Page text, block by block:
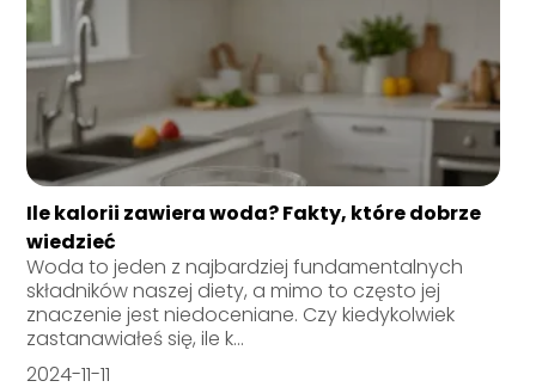
Ile kalorii zawiera woda? Fakty, które dobrze
wiedzieć
Woda to jeden z najbardziej fundamentalnych
składników naszej diety, a mimo to często jej
znaczenie jest niedoceniane. Czy kiedykolwiek
zastanawiałeś się, ile k...
2024-11-11